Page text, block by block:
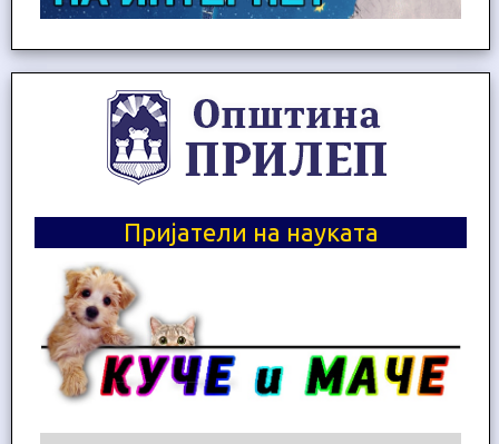
Пријатели на науката